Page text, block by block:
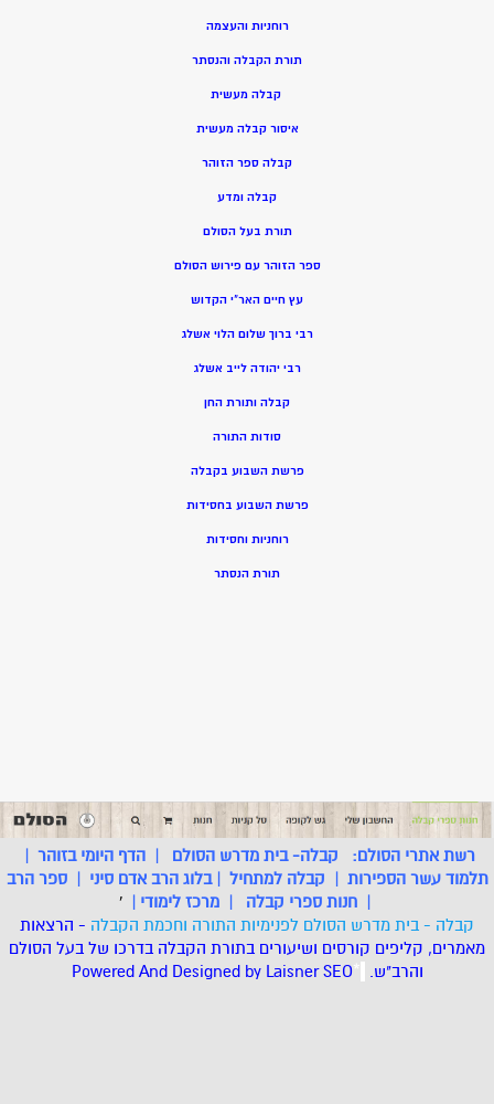
רוחניות והעצמה
תורת הקבלה והנסתר
קבלה מעשית
איסור קבלה מעשית
קבלה ספר הזוהר
קבלה ומדע
תורת בעל הסולם
ספר הזוהר עם פירוש הסולם
עץ חיים האר”י הקדוש
רבי ברוך שלום הלוי אשלג
רבי יהודה לייב אשלג
קבלה ותורת החן
סודות התורה
פרשת השבוע בקבלה
פרשת השבוע בחסידות
רוחניות וחסידות
תורת הנסתר
רשת אתרי הסולם: קבלה- בית מדרש הסולם |הדף היומי בזוהר |
תלמוד עשר הספירות | קבלה למתחיל |בלוג הרב אדם סיני |ספר הרב
| חנות ספרי קבלה | מרכז לימודי |
'
קבלה - בית מדרש הסולם לפנימיות התורה וחכמת הקבלה - הרצאות
מאמרים, קליפים קורסים ושיעורים בתורת הקבלה בדרכו של בעל הסולם
והרב"ש. *
Powered And Designed by LaisnerSEO